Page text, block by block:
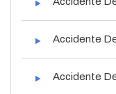
Accidente
Accidente